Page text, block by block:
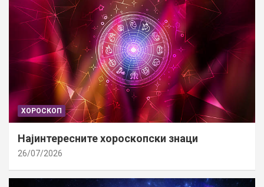
ХОРОСКОП
Најинтересните хороскопски знаци
26/07/2026